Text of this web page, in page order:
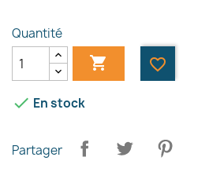
Quantité
 favorite_border
 En stock
Partager